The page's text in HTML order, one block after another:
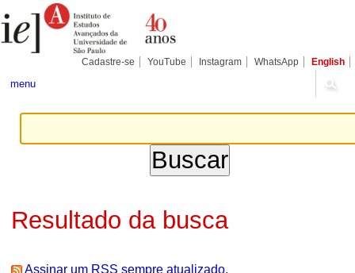
para
conteúdo.
Pessoais
Cadastre-se YouTube Instagram WhatsApp English
menu
Resultado da busca
Assinar um RSS sempre atualizado.